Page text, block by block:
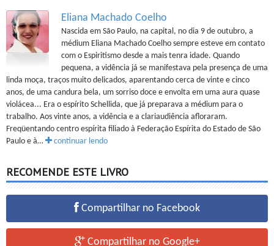
Eliana Machado Coelho
Nascida em São Paulo, na capital, no dia 9 de outubro, a
médium Eliana Machado Coelho sempre esteve em contato
com o Espiritismo desde a mais tenra idade. Quando
pequena, a vidência já se manifestava pela presença de uma
linda moça, traços muito delicados, aparentando cerca de vinte e cinco
anos, de uma candura bela, um sorriso doce e envolta em uma aura quase
violácea... Era o espírito Schellida, que já preparava a médium para o
trabalho. Aos vinte anos, a vidência e a clariaudiência afloraram.
Freqüentando centro espírita filiado à Federação Espírita do Estado de São
Paulo e à…
continuar lendo
RECOMENDE ESTE LIVRO
Compartilhar no Facebook
Compartilhar no Google+